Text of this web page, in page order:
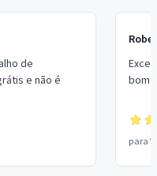
de
e não é
bom
para